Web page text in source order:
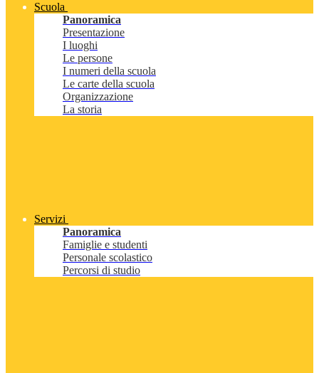
Scuola
Panoramica
Presentazione
I luoghi
Le persone
I numeri della scuola
Le carte della scuola
Organizzazione
La storia
Servizi
Panoramica
Famiglie e studenti
Personale scolastico
Percorsi di studio